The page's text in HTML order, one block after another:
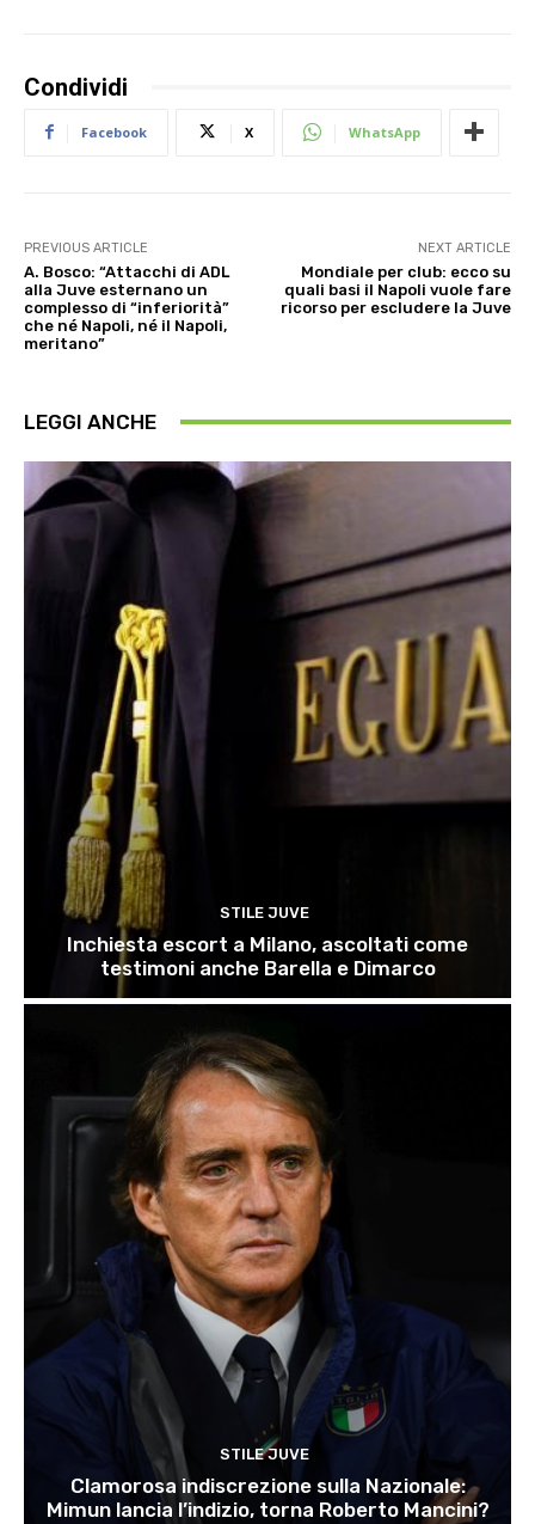
Condividi
Facebook X WhatsApp
PREVIOUS ARTICLE
A. Bosco: “Attacchi di ADL
alla Juve esternano un
complesso di “inferiorità”
che né Napoli, né il Napoli,
meritano”
NEXT ARTICLE
Mondiale per club: ecco su
quali basi il Napoli vuole fare
ricorso per escludere la Juve
LEGGI ANCHE
STILE JUVE
Inchiesta escort a Milano, ascoltati come
testimoni anche Barella e Dimarco
STILE JUVE
Clamorosa indiscrezione sulla Nazionale:
Mimun lancia l’indizio, torna Roberto Mancini?